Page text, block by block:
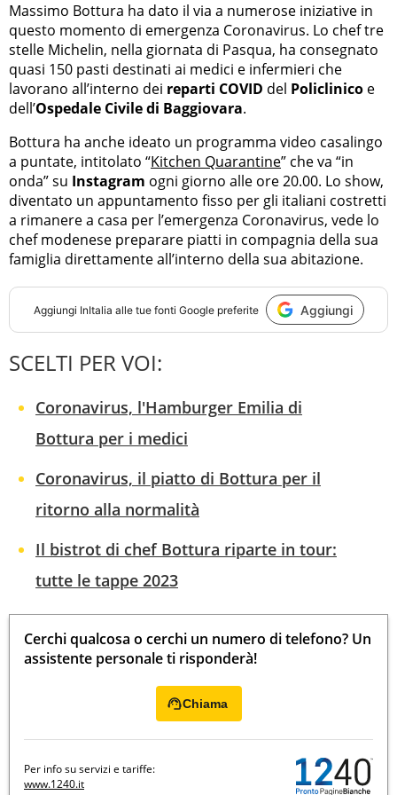
Massimo Bottura ha dato il via a numerose iniziative in
questo momento di emergenza Coronavirus. Lo chef tre
stelle Michelin, nella giornata di Pasqua, ha consegnato
quasi 150 pasti destinati ai medici e infermieri che
lavorano all’interno dei reparti COVID del Policlinico e
dell’Ospedale Civile di Baggiovara.
Bottura ha anche ideato un programma video casalingo
a puntate, intitolato “Kitchen Quarantine” che va “in
onda” su Instagram ogni giorno alle ore 20.00. Lo show,
diventato un appuntamento fisso per gli italiani costretti
a rimanere a casa per l’emergenza Coronavirus, vede lo
chef modenese preparare piatti in compagnia della sua
famiglia direttamente all’interno della sua abitazione.
Aggiungi InItalia alle tue fonti Google preferite Aggiungi
SCELTI PER VOI:
Coronavirus, l'Hamburger Emilia di
Bottura per i medici
Coronavirus, il piatto di Bottura per il
ritorno alla normalità
Il bistrot di chef Bottura riparte in tour:
tutte le tappe 2023
Cerchi qualcosa o cerchi un numero di telefono? Un
assistente personale ti risponderà!
Chiama
Per info su servizi e tariffe:
www.1240.it